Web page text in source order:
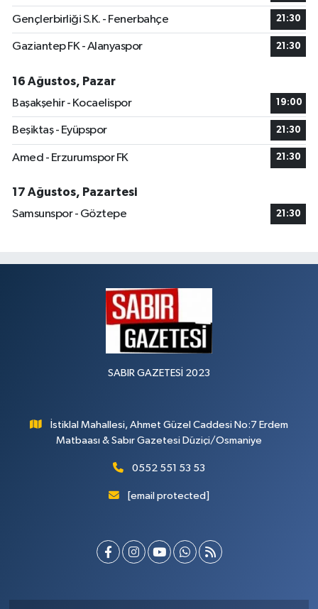
Gençlerbirliği S.K. - Fenerbahçe 21:30
Gaziantep FK - Alanyaspor 21:30
16 Ağustos, Pazar
Başakşehir - Kocaelispor
19:00
Beşiktaş - Eyüpspor 21:30
Amed - Erzurumspor FK 21:30
17 Ağustos, Pazartesi
Samsunspor - Göztepe
21:30
SABIR GAZETESİ 2023
İstiklal Mahallesi, Ahmet Güzel Caddesi No:7 Erdem
Matbaası & Sabır Gazetesi Düziçi/Osmaniye
0552 551 53 53
[email protected]